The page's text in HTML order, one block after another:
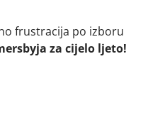
frustracija po izboru
za cijelo ljeto!